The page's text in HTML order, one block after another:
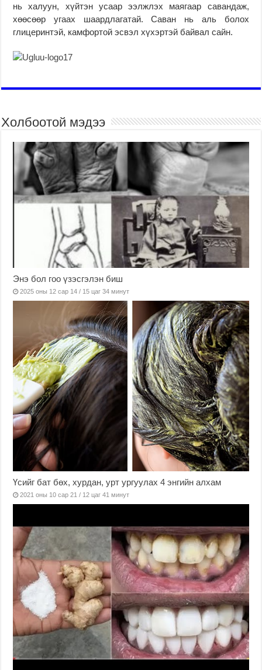
нь халуун, хүйтэн усаар ээлжлэх маягаар савандаж,
хөөсөөр угаах шаардлагатай. Саван нь аль болох
глицеринтэй, камфортой эсвэл хүхэртэй байвал сайн.
Холбоотой мэдээ
Энэ бол гоо үзэсгэлэн биш
2025 оны 12 сар 14 / 15 цаг 34 минут
Үсийг бат бөх, хурдан, урт ургуулах 4 энгийн алхам
2021 оны 10 сар 21 / 12 цаг 41 минут